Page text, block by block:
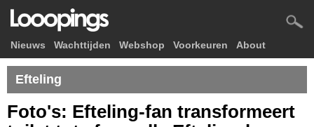
Nieuws Wachttijden Webshop Voorkeuren About
Efteling
Foto's: Efteling-fan transformeert